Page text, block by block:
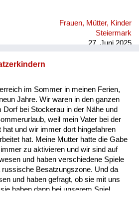
Personalhaus einen Keller gehabt, da
Da sind wir geblieben, bis Entwarnung
Frauen, Mütter, Kinder
Steiermark
27. Juni 2025
im Sommer in meinen Ferien,
Jahre. Wir waren in den ganzen
Dorf bei Stockerau in der Nähe und
weil mein Vater bei der
und wir immer dort hingefahren
hat. Meine Mutter hatte die Gabe
zu aktivieren und wir sind auf
und haben verschiedene Spiele
Besatzungszone. Und da
und haben gefragt, ob sie mit uns
haben dann bei unserem Spiel